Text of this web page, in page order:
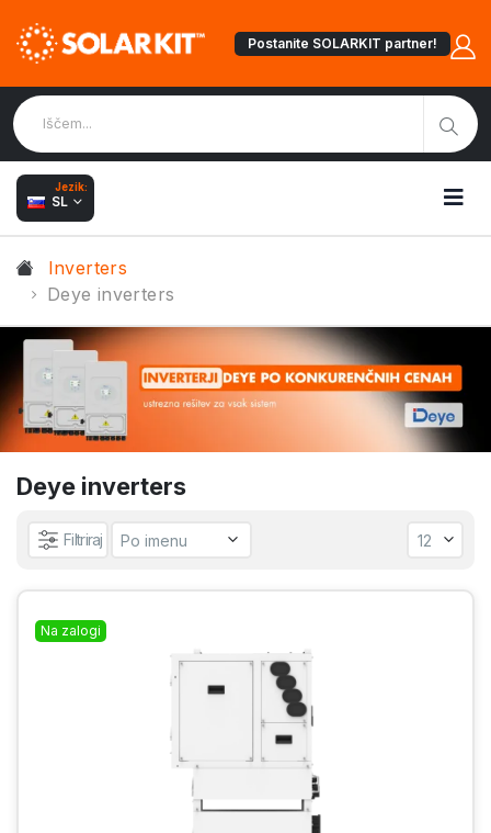
Postanite SOLARKIT partner!
Jezik:
SL
Inverters
Deye inverters
Deye inverters
Filtriraj
Na zalogi